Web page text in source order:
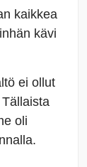
kaikkea
kävi
ei ollut
oli